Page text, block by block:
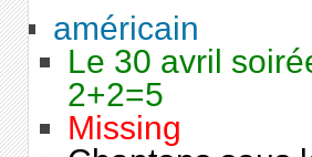
américain
Le 30 avril
2+2=5
Missing